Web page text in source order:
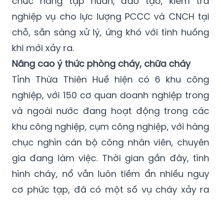
chỗ, sẵn sàng xử lý, ứng khó với tình huống
khi mới xảy ra.
Nâng cao ý thức phòng cháy, chữa cháy
Tỉnh Thừa Thiên Huế hiện có 6 khu công
nghiệp, với 150 cơ quan doanh nghiệp trong
và ngoài nước đang hoạt động trong các
khu công nghiệp, cụm công nghiệp, với hàng
chục nghìn cán bộ công nhân viên, chuyên
gia đang làm việc. Thời gian gần đây, tình
hình cháy, nổ vẫn luôn tiềm ẩn nhiều nguy
cơ phức tạp, đã có một số vụ cháy xảy ra
trong các khu công nghiệp gây thiệt hại lớn
về tài sản.